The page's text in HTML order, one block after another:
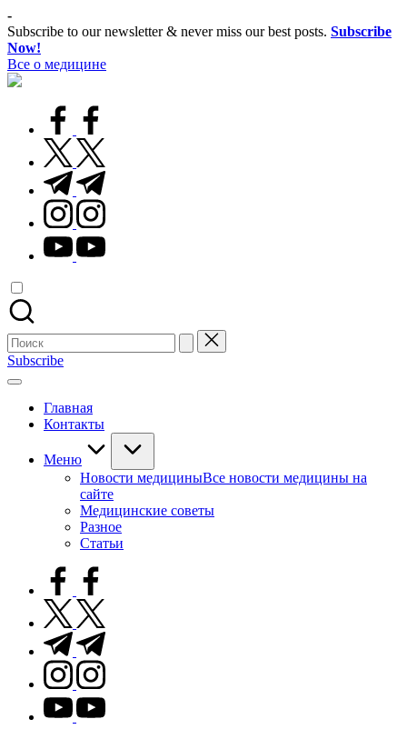
Перейти
к
содержимому
-
Subscribe to our newsletter & never miss our best posts. Subscribe
Now!
Все о медицине
Лечитесь
facebook.com
twitter.com
t.me
instagram.com
youtube.com
Поиск
для:
Subscribe
Главная
Контакты
Меню
Новости медициныВсе новости медицины на
сайте
Медицинские советы
Разное
Статьи
facebook.com
twitter.com
t.me
instagram.com
youtube.com